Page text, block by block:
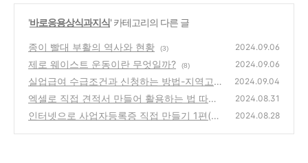
'바로응용상식과지식' 카테고리의 다른 글
종이 빨대 부활의 역사와 현황 (3) 2024.09.06
제로 웨이스트 운동이란 무엇일까? (8) 2024.09.06
실업급여 수급조건과 신청하는 방법-지역고용
센터방문 신청
(5)
2024.09.04
엑셀로 직접 견적서 만들어 활용하는 법 따라
하기-왕초보용
(2)
2024.08.31
인터넷으로 사업자등록증 직접 만들기 1편(PC
2024.08.28